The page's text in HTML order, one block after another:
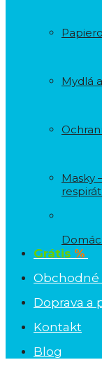
Mydlá
Masky
Grátis %
Doprava a
Kontakt
Blog